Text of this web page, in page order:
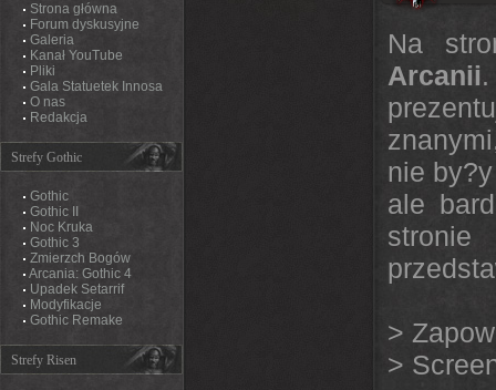
Strona główna
Forum dyskusyjne
Galeria
Kanał YouTube
Pliki
Gala Statuetek Innosa
O nas
Redakcja
Strefy Gothic
Gothic
Gothic II
Noc Kruka
Gothic 3
Zmierzch Bogów
Arcania: Gothic 4
Upadek Setarrif
Modyfikacje
Gothic Remake
Strefy Risen
Na
Arcanii
nie
ale
>
>